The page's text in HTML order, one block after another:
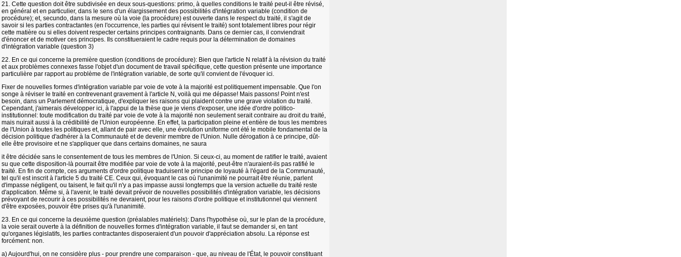
21. Cette question doit être subdivisée en deux sous-questions: primo, à quelles conditions le traité peut-il être révisé,
en général et en particulier, dans le sens d'un élargissement des possibilités d'intégration variable (condition de
procédure); et, secundo, dans la mesure où la voie (la procédure) est ouverte dans le respect du traité, il s'agit de
savoir si les parties contractantes (en l'occurrence, les parties qui révisent le traité) sont totalement libres pour régir
cette matière ou si elles doivent respecter certains principes contraignants. Dans ce dernier cas, il conviendrait
d'énoncer et de motiver ces principes. Ils constitueraient le cadre requis pour la détermination de domaines
d'intégration variable (question 3)
22. En ce qui concerne la première question (conditions de procédure): Bien que l'article N relatif à la révision du traité
et aux problèmes connexes fasse l'objet d'un document de travail spécifique, cette question présente une importance
particulière par rapport au problème de l'intégration variable, de sorte qu'il convient de l'évoquer ici.
Fixer de nouvelles formes d'intégration variable par voie de vote à la majorité est politiquement impensable. Que l'on
songe à réviser le traité en contrevenant gravement à l'article N, voilà qui me dépasse! Mais passons! Point n'est
besoin, dans un Parlement démocratique, d'expliquer les raisons qui plaident contre une grave violation du traité.
Cependant, j'aimerais développer ici, à l'appui de la thèse que je viens d'exposer, une idée d'ordre politico-
institutionnel: toute modification du traité par voie de vote à la majorité non seulement serait contraire au droit du traité,
mais nuirait aussi à la crédibilité de l'Union européenne. En effet, la participation pleine et entière de tous les membres
de l'Union à toutes les politiques et, allant de pair avec elle, une évolution uniforme ont été le mobile fondamental de la
décision politique d'adhérer à la Communauté et de devenir membre de l'Union. Nulle dérogation à ce principe, dût-
elle être provisoire et ne s'appliquer que dans certains domaines, ne saura
it être décidée sans le consentement de tous les membres de l'Union. Si ceux-ci, au moment de ratifier le traité, avaient
su que cette disposition-là pourrait être modifiée par voie de vote à la majorité, peut-être n'auraient-ils pas ratifié le
traité. En fin de compte, ces arguments d'ordre politique traduisent le principe de loyauté à l'égard de la Communauté,
tel qu'il est inscrit à l'article 5 du traité CE. Ceux qui, évoquant le cas où l'unanimité ne pourrait être réunie, parlent
d'impasse négligent, ou taisent, le fait qu'il n'y a pas impasse aussi longtemps que la version actuelle du traité reste
d'application. Même si, à l'avenir, le traité devait prévoir de nouvelles possibilités d'intégration variable, les décisions
prévoyant de recourir à ces possibilités ne devraient, pour les raisons d'ordre politique et institutionnel qui viennent
d'être exposées, pouvoir être prises qu'à l'unanimité.
23. En ce qui concerne la deuxième question (préalables matériels): Dans l'hypothèse où, sur le plan de la procédure,
la voie serait ouverte à la définition de nouvelles formes d'intégration variable, il faut se demander si, en tant
qu'organes législatifs, les parties contractantes disposeraient d'un pouvoir d'appréciation absolu. La réponse est
forcément: non.
a) Aujourd'hui, on ne considère plus - pour prendre une comparaison - que, au niveau de l'État, le pouvoir constituant